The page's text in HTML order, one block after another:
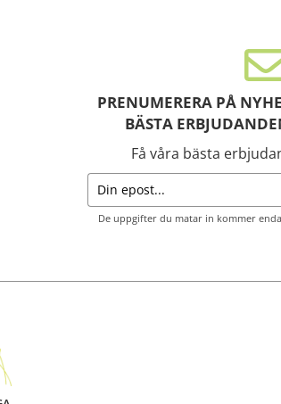
PRENUMERERA PÅ
BÄSTA
Få våra bästa
De uppgifter du matar in kommer